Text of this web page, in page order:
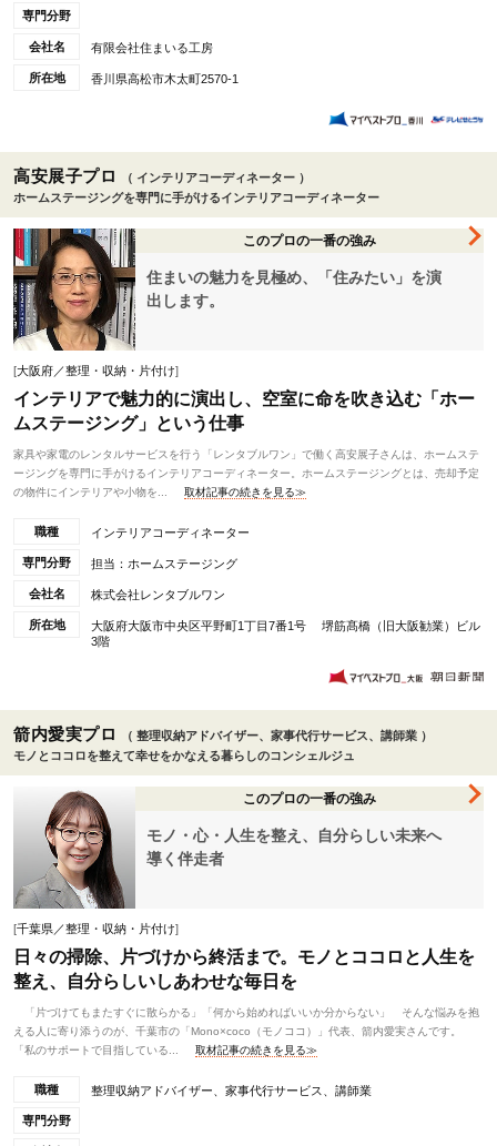
専門分野
会社名 有限会社住まいる工房
所在地 香川県高松市木太町2570-1
高安展子プロ
（ インテリアコーディネーター ）
ホームステージングを専門に手がけるインテリアコーディネーター
このプロの一番の強み
住まいの魅力を見極め、「住みたい」を演
出します。
[大阪府／整理・収納・片付け]
インテリアで魅力的に演出し、空室に命を吹き込む「ホー
ムステージング」という仕事
家具や家電のレンタルサービスを行う「レンタブルワン」で働く高安展子さんは、ホームステ
ージングを専門に手がけるインテリアコーディネーター。ホームステージングとは、売却予定
の物件にインテリアや小物を...
取材記事の続きを見る≫
職種 インテリアコーディネーター
専門分野 担当：ホームステージング
会社名 株式会社レンタブルワン
所在地
大阪府大阪市中央区平野町1丁目7番1号 堺筋髙橋（旧大阪勧業）ビル
3階
箭内愛実プロ
（ 整理収納アドバイザー、家事代行サービス、講師業 ）
モノとココロを整えて幸せをかなえる暮らしのコンシェルジュ
このプロの一番の強み
モノ・心・人生を整え、自分らしい未来へ
導く伴走者
[千葉県／整理・収納・片付け]
日々の掃除、片づけから終活まで。モノとココロと人生を
整え、自分らしいしあわせな毎日を
「片づけてもまたすぐに散らかる」「何から始めればいいか分からない」 そんな悩みを抱
える人に寄り添うのが、千葉市の「Mono×coco（モノココ）」代表、箭内愛実さんです。
「私のサポートで目指している...
取材記事の続きを見る≫
職種 整理収納アドバイザー、家事代行サービス、講師業
専門分野